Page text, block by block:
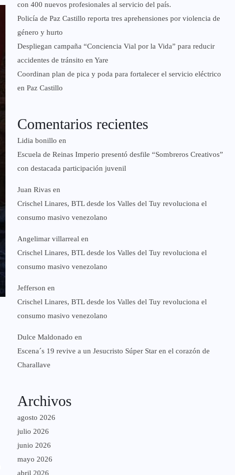
con 400 nuevos profesionales al servicio del país.
‎Policía de Paz Castillo reporta tres aprehensiones por violencia de
género y hurto
‎Despliegan campaña “Conciencia Vial por la Vida” para reducir
accidentes de tránsito en Yare
Coordinan plan de pica y poda para fortalecer el servicio eléctrico
en Paz Castillo
Comentarios recientes
Lidia bonillo en
Escuela de Reinas Imperio presentó desfile “Sombreros Creativos”
con destacada participación juvenil
Juan Rivas en
Crischel Linares, BTL desde los Valles del Tuy revoluciona el
consumo masivo venezolano
Angelimar villarreal en
Crischel Linares, BTL desde los Valles del Tuy revoluciona el
consumo masivo venezolano
Jefferson en
Crischel Linares, BTL desde los Valles del Tuy revoluciona el
consumo masivo venezolano
Dulce Maldonado en
Escena´s 19 revive a un Jesucristo Súper Star en el corazón de
Charallave
Archivos
agosto 2026
julio 2026
junio 2026
mayo 2026
abril 2026